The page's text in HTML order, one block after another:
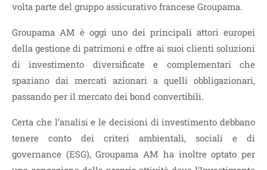
volta parte del gruppo assicurativo francese Groupama.
Groupama AM è oggi uno dei principali attori europei
della gestione di patrimoni e offre ai suoi clienti soluzioni
di investimento diversificate e complementari che
spaziano dai mercati azionari a quelli obbligazionari,
passando per il mercato dei bond convertibili.
Certa che l’analisi e le decisioni di investimento debbano
tenere conto dei criteri ambientali, sociali e di
governance (ESG), Groupama AM ha inoltre optato per